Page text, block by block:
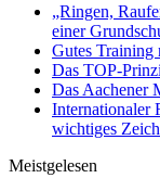
„Ringen,
einer
Gutes Training
Das TOP-
Das Aachener
Internationaler
wichtiges
Meistgelesen